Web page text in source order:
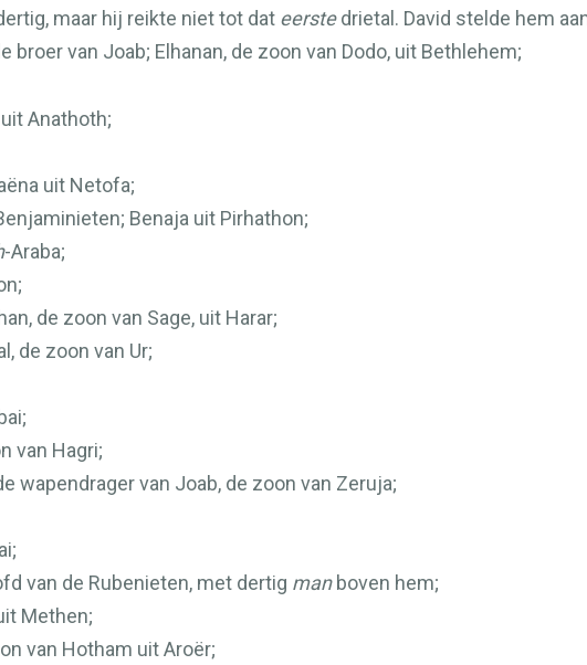
maar hij reikte niet tot dat eerstedrietal. David stelde hem
broer van Joab; Elhanan, de zoon van Dodo, uit Bethlehem;
Anathoth;
uit Netofa;
Benaja uit Pirhathon;
-Araba;
de zoon van Sage, uit Harar;
de zoon van Ur;
van Hagri;
wapendrager van Joab, de zoon van Zeruja;
van de Rubenieten, met dertig manboven hem;
Methen;
van Hotham uit Aroër;